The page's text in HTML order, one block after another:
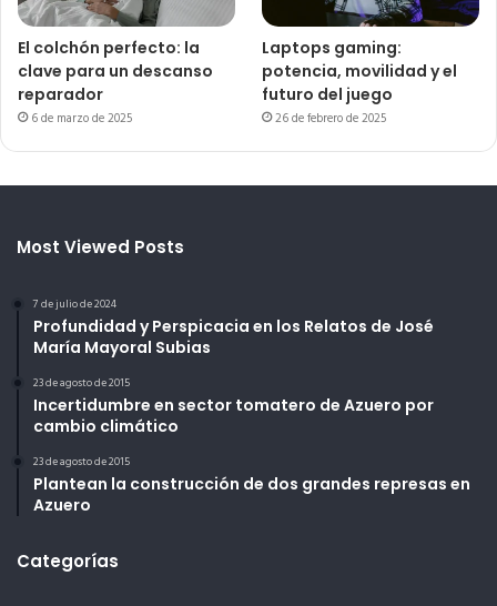
El colchón perfecto: la
clave para un descanso
reparador
6 de marzo de 2025
Laptops gaming:
potencia, movilidad y el
futuro del juego
26 de febrero de 2025
Most Viewed Posts
7 de julio de 2024
Profundidad y Perspicacia en los Relatos de José
María Mayoral Subias
23 de agosto de 2015
Incertidumbre en sector tomatero de Azuero por
cambio climático
23 de agosto de 2015
Plantean la construcción de dos grandes represas en
Azuero
Categorías